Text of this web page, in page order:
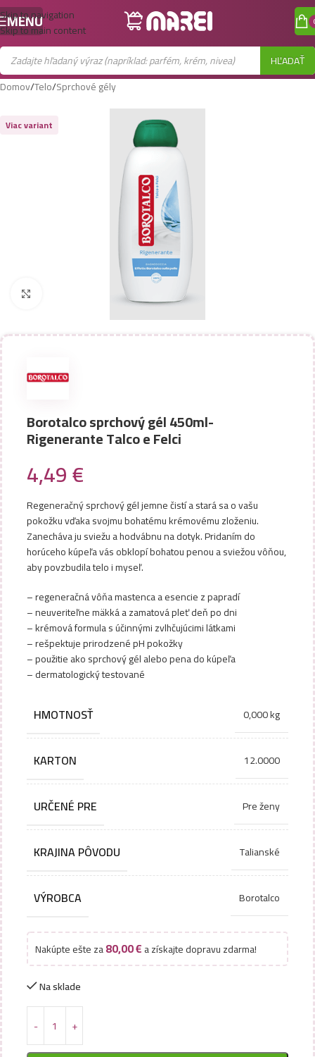
Skip to navigation
Skip to main content
MENU
HĽADAŤ
Domov/Telo/Sprchové gély
Viac variant
Zobraziť väčší obrázok
Borotalco sprchový gél 450ml-
Rigenerante Talco e Felci
4,49€
Regeneračný sprchový gél jemne čistí a stará sa o vašu
pokožku vďaka svojmu bohatému krémovému zloženiu.
Zanecháva ju sviežu a hodvábnu na dotyk. Pridaním do
horúceho kúpeľa vás obklopí bohatou penou a sviežou vôňou,
aby povzbudila telo i myseľ.
– regeneračná vôňa mastenca a esencie z papradí
– neuveriteľne mäkká a zamatová pleť deň po dni
– krémová formula s účinnými zvlhčujúcimi látkami
– rešpektuje prirodzené pH pokožky
– použitie ako sprchový gél alebo pena do kúpeľa
– dermatologický testované
HMOTNOSŤ 0,000 kg
KARTON 12.0000
URČENÉ PRE Pre ženy
KRAJINA PÔVODU Talianské
VÝROBCA Borotalco
Nakúpte ešte za80,00€a získajte dopravu zdarma!
Na sklade